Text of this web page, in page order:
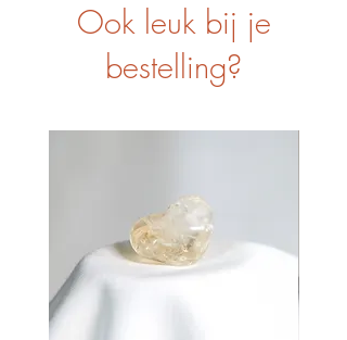
Ook leuk bij je
bestelling?